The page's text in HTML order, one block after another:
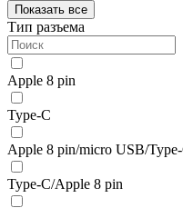
Показать все
Тип разъема
Apple 8 pin
Type-C
Apple 8 pin/micro USB/
Type-C/Apple 8 pin